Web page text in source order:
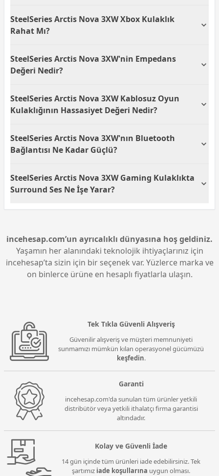
frekans yanıtı ile geniş bir ses yakalama kapasitesine
sahiptir. Bu, oyun sırasında net ve kesintisiz iletişim
SteelSeries Arctis Nova 3XW Xbox Kulaklık
Rahat Mı?
uzun kullanım sürelerinde konfor sunar. Ergonomik
yapısı, başınıza rahatça oturarak yorulmayı ve
SteelSeries Arctis Nova 3XW'nin Empedans
Değeri Nedir?
ohm'dur. Bu özellik, kulaklığı düşük güç harcayan
cihazlarla dahi yüksek ses kalitesinde
SteelSeries Arctis Nova 3XW Kablosuz Oyun
Kulaklığının Hassasiyet Değeri Nedir?
değerine sahiptir. Bu, daha düşük ses seviyelerinde
bile net ve yüksek bir ses deneyimi sunar.
SteelSeries Arctis Nova 3XW'nın Bluetooth
Bağlantısı Ne Kadar Güçlü?
sayesinde kablosuz özgürlük sunar. Güçlü bağlantı
kapasitesi sayesinde sinyal kaybı yaşamadan yüksek
ses kalitesi elde edebilirsiniz.
SteelSeries Arctis Nova 3XW Gaming Kulaklıkta
Surround Ses Ne İşe Yarar?
7.1 Surround ses özelliği ile SteelSeries Arctis Nova
rakiplerin yerini daha hızlı ve doğru bir şekilde
tahmin etmelerine yardımcı olur.
incehesap.com’un ayrıcalıklı dünyasına hoş geldiniz.
Yaşamın her alanındaki teknolojik ihtiyaçlarınız için
incehesap’ta sizin için bir seçenek var. Yüzlerce marka ve
on binlerce ürüne en hesaplı fiyatlarla ulaşın.
Tek Tıkla Güvenli Alışveriş
Güvenilir alışveriş ve müşteri memnuniyeti
sunmamızı mümkün kılan operasyonel gücümüzü
keşfedin.
Garanti
incehesap.com'da sunulan tüm ürünler yetkili
distribütör veya yetkili ithalatçı firma garantisi
altındadır.
Kolay ve Güvenli İade
14 gün içinde tüm ürünleri iade edebilirsiniz. Tek
şartımız iade koşullarına uygun olması.